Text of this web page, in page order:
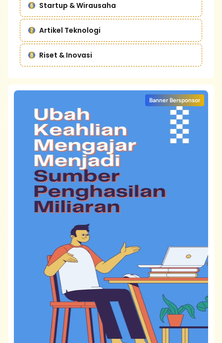
Startup & Wirausaha
Artikel Teknologi
Riset & Inovasi
Banner Bersponsor